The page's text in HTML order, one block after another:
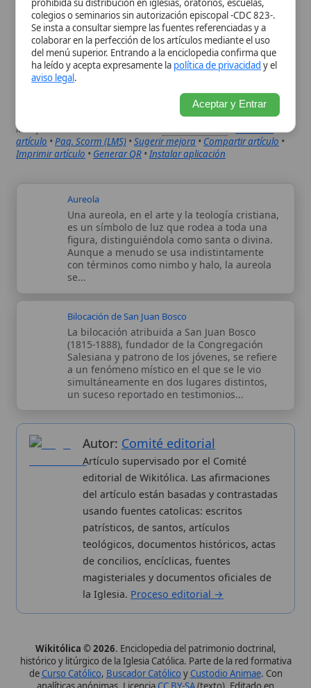
Modificado el 6 de marzo de 2026 •FideScore™ 7.62•Citar este
artículo •Paq. Scorm (LMS)•Sugerir mejora•Compartir artículo•
Imprimir artículo• Generar QR•Instalar aplicación
Aureola
Una aureola, en el arte y la teología cristiana,
es un símbolo de luz que rodea a toda una
figura, distinguiéndola como santa o divina.
con términos como nimbo y halo, la aureola
se...
La bilocación atribuida a San Juan Bosco
(1815-1888), fundador de la Congregación
Salesiana y patrono de los jóvenes, se refiere
a un fenómeno místico en el que se le vio
simultáneamente en dos lugares distintos,
un suceso reportado en testimonios...
Artículo supervisado por el Comité
editorial de Wikitólica. Las afirmaciones
del artículo están basadas y contrastadas
usando fuentes catolicas: escritos
patrísticos, de santos, artículos
teológicos, documentos históricos, actas
magisteriales y documentos oficiales de
la Iglesia. Proceso editorial →
Wikitólica © 2026
. Enciclopedia del patrimonio doctrinal,
histórico y litúrgico de la Iglesia Católica. Parte de la red formativa
Curso Católico,Buscador CatólicoyCustodio Animae. Con
analíticas anónimas. Licencia CC BY-SA (texto). Editado en
Valencia, España.ISSN: 3101-7339. Bajo el patrocinio de San
Carlo Acutis.
Sobre nosotros
Proceso editorial
Publicación seriada
Datos abiertos
Estadísticas
Aviso legal
Categorias
Más visitados
Nuevas entradas
Cambios recientes
Aplicaciones
Kit de Prensa
✦ SÍGUENOS EN
Canal de WhatsApp
Únete · publicación regular